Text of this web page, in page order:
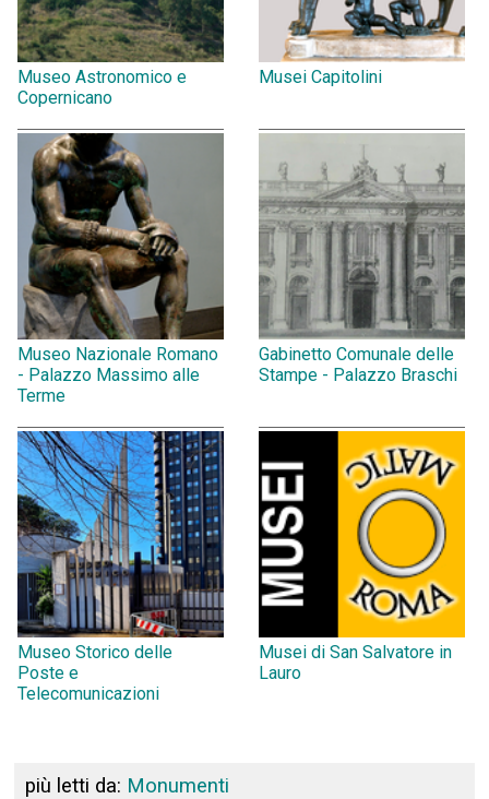
Museo Astronomico e
Copernicano
Musei Capitolini
Museo Nazionale Romano
- Palazzo Massimo alle
Terme
Gabinetto Comunale delle
Stampe - Palazzo Braschi
Museo Storico delle
Poste e
Telecomunicazioni
Musei di San Salvatore in
Lauro
più letti da: Monumenti